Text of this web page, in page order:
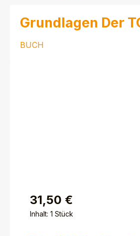
Grundlagen Der
BUCH
31,50 €
Inhalt: 1 Stück